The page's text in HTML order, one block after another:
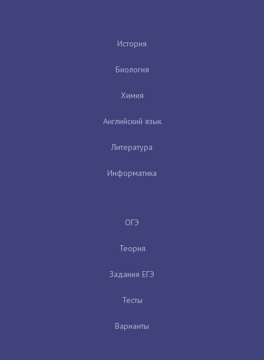
История
Биология
Химия
Английский язык
Литература
Информатика
ОГЭ
Теория
Задания ЕГЭ
Тесты
Варианты